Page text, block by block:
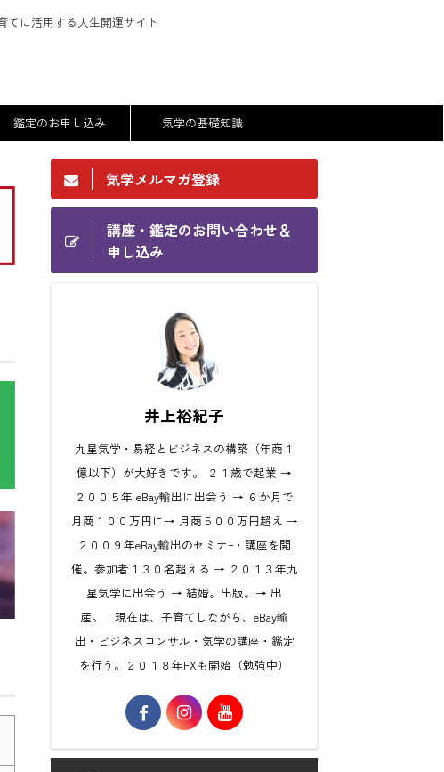
てに活用する人生開運サイト
鑑定のお申し込み 気学の基礎知識
気学メルマガ登録
講座・鑑定のお問い合わせ＆
申し込み
井上裕紀子
九星気学・易経とビジネスの構築（年商１
億以下）が大好きです。 ２１歳で起業 →
２００５年 eBay輸出に出会う → ６か月で
月商１００万円に→ 月商５００万円超え →
２００９年eBay輸出のセミナｰ・講座を開
催。参加者１３０名超える → ２０１３年九
星気学に出会う → 結婚。出版。→ 出
産。 現在は、子育てしながら、eBay輸
出・ビジネスコンサル・気学の講座・鑑定
を行う。２０１８年FXも開始（勉強中）